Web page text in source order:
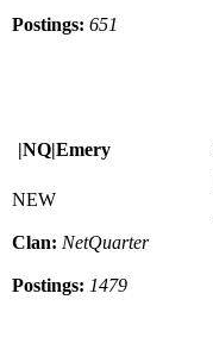
Postings: 651
|NQ|Emery
NEW
Clan: NetQuarter
Postings: 1479